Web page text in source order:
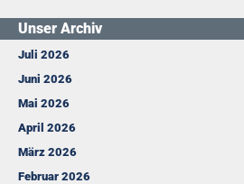
Unser Archiv
Juli 2026
Juni 2026
Mai 2026
April 2026
März 2026
Februar 2026